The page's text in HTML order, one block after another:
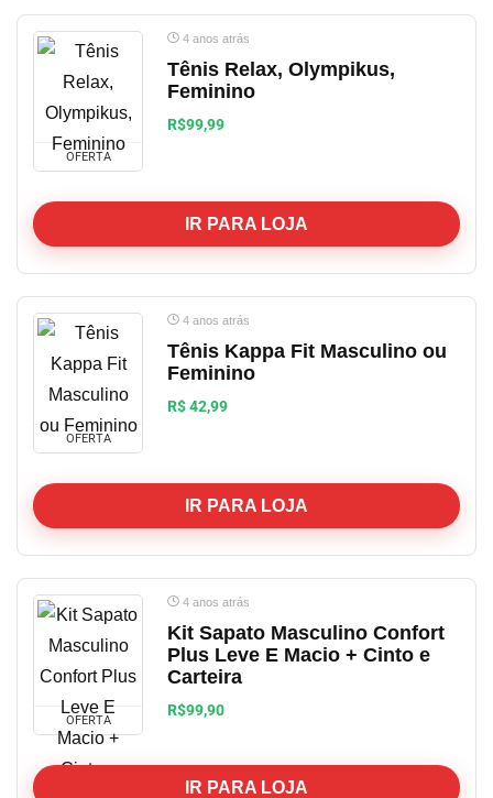
OFERTA
4 anos atrás
Tênis Relax, Olympikus,
Feminino
R$99,99
IR PARA LOJA
OFERTA
4 anos atrás
Tênis Kappa Fit Masculino ou
Feminino
R$ 42,99
IR PARA LOJA
OFERTA
4 anos atrás
Kit Sapato Masculino Confort
Plus Leve E Macio + Cinto e
Carteira
R$99,90
IR PARA LOJA